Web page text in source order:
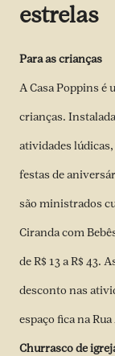
estrelas
Para as crianças
A Casa Poppins é
crianças.
atividades
festas de
são ministrados
Ciranda com
de R$ 13 a R$ 43.
desconto nas
espaço fica na
Churrasco de